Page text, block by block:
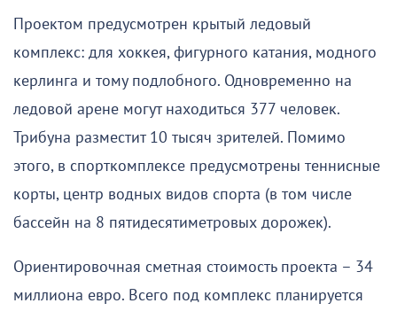
Проектом предусмотрен крытый ледовый
комплекс: для хоккея, фигурного катания, модного
керлинга и тому подлобного. Одновременно на
ледовой арене могут находиться 377 человек.
Трибуна разместит 10 тысяч зрителей. Помимо
этого, в спорткомплексе предусмотрены теннисные
корты, центр водных видов спорта (в том числе
бассейн на 8 пятидесятиметровых дорожек).
Ориентировочная сметная стоимость проекта – 34
миллиона евро. Всего под комплекс планируется